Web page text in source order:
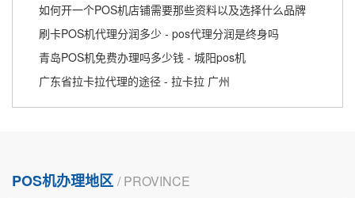
如何开一个POS机店铺需要那些资料以及选择什么品牌
刷卡POS机代理分润多少 - pos代理分润是终身吗
青岛POS机免费办理吗多少钱 - 城阳pos机
广东省拉卡拉代理的途径 - 拉卡拉 广州
POS机办理地区 / PROVINCE